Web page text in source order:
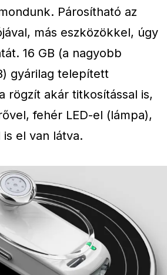
Párosítható az
más eszközökkel, úgy
16 GB (a nagyobb
gyárilag telepített
rögzít akár titkosítással is,
fehér LED-el (lámpa),
el van látva.